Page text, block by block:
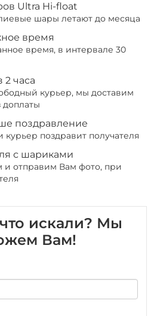
Ultra Hi-float
шары летают до месяца
время
время, в интервале 30
2 часа
курьер, мы доставим
доплаты
поздравление
поздравит получателя
с шариками
и отправим Вам фото, при
искали? Мы
Вам!